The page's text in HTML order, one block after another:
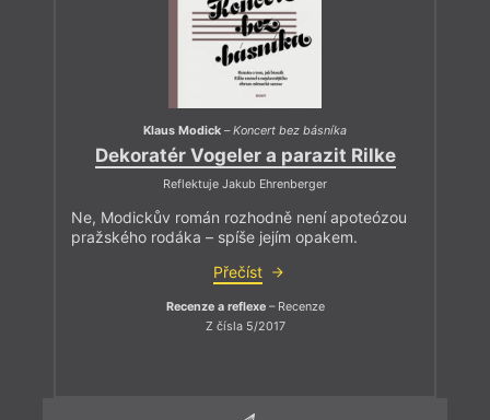
Klaus Modick –Koncert bez básníka
Dekoratér Vogeler a parazit Rilke
Reflektuje Jakub Ehrenberger
Ne, Modickův román rozhodně není apoteózou
pražského rodáka – spíše jejím opakem.
Přečíst
Recenze a reflexe– Recenze
Z čísla 5/2017